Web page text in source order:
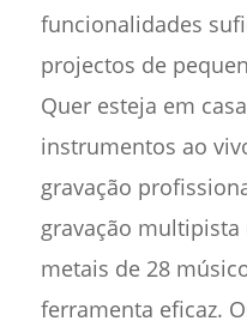
funcionalidades
projectos de
Quer esteja em
instrumentos ao
gravação
gravação
metais de 28
ferramenta eficaz.